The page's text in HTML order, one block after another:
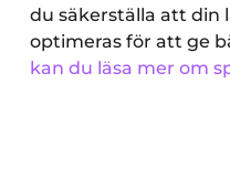
du säkerställa att din
optimeras för att ge
kan du läsa mer om